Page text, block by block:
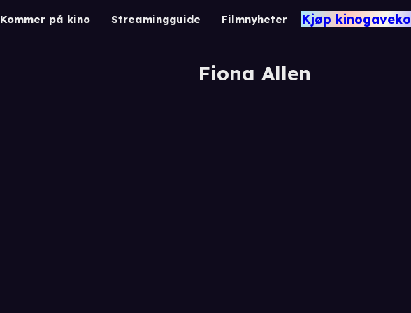
Kommer på kino Streamingguide Filmnyheter Kjøp
Fiona Allen